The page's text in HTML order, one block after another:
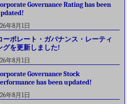
Governance Rating has been
年8月1日
ーポレート・ガバナンス・レーティ
グを更新しました!
年8月1日
Governance Stock
has been updated!
年8月1日